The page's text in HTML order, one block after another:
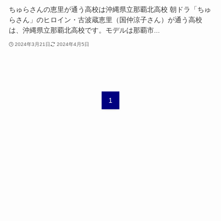
ちゅらさんの恵里が通う高校は沖縄県立那覇北高校 朝ドラ「ちゅ
らさん」のヒロイン・古波蔵恵里（国仲涼子さん）が通う高校
は、沖縄県立那覇北高校です。モデルは那覇市...
2024年3月21日 2024年4月5日
1